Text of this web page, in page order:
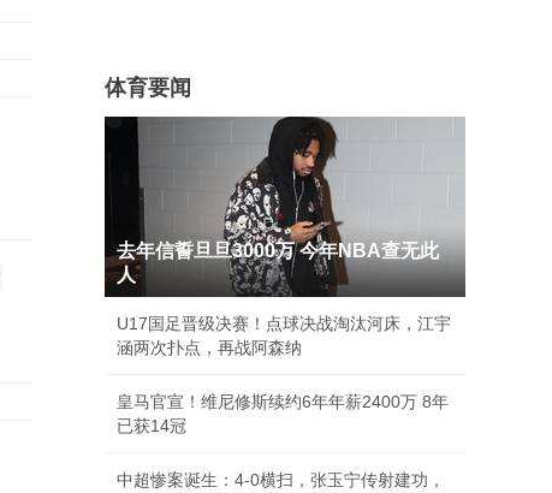
体育要闻
去年信誓旦旦3000万 今年NBA查无此
人
U17国足晋级决赛！点球决战淘汰河床，江宇
涵两次扑点，再战阿森纳
皇马官宣！维尼修斯续约6年年薪2400万 8年
已获14冠
中超惨案诞生：4-0横扫，张玉宁传射建功，